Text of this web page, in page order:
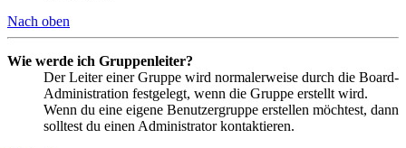
Nach oben
Wie werde ich Gruppenleiter?
Der Leiter einer Gruppe wird normalerweise durch die Board-
Administration festgelegt, wenn die Gruppe erstellt wird.
Wenn du eine eigene Benutzergruppe erstellen möchtest, dann
solltest du einen Administrator kontaktieren.